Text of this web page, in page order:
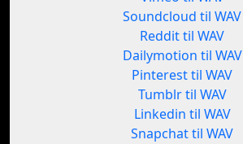
Soundcloud til WAV
Reddit til WAV
Dailymotion til WAV
Pinterest til WAV
Tumblr til WAV
Linkedin til WAV
Snapchat til WAV